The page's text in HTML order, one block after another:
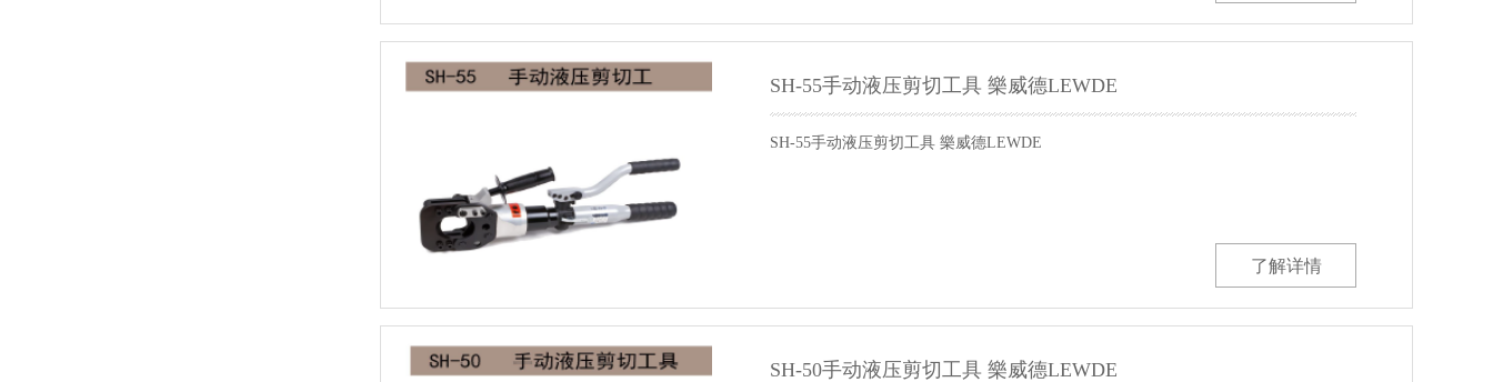
SH-55手动液压剪切工具 樂威德LEWDE
SH-55手动液压剪切工具 樂威德LEWDE
了解详情
SH-50手动液压剪切工具 樂威德LEWDE